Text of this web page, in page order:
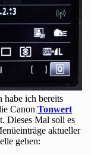
habe ich bereits
CanonTonwert
Dieses Mal soll es
aktueller
gehen: